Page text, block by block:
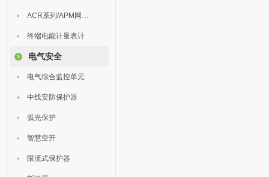
ACR系列/APM网络电力仪表
终端电能计量表计
电气安全
电气综合监控单元
中线安防保护器
弧光保护
智慧空开
限流式保护器